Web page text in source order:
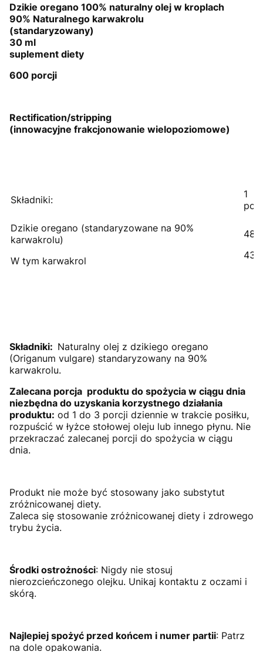
Dzikie oregano 100% naturalny olej w kroplach
90% Naturalnego karwakrolu
(standaryzowany)
30 ml
suplement diety
600 porcji
Rectification/stripping
(innowacyjne frakcjonowanie wielopoziomowe)
Składniki:
1
Dzikie oregano (standaryzowane na 90%
karwakrolu)
W tym karwakrol
48
43
Składniki: Naturalny olej z dzikiego oregano
(Origanum vulgare) standaryzowany na 90%
karwakrolu.
Zalecana porcja produktu do spożycia w ciągu dnia
niezbędna do uzyskania korzystnego działania
produktu: od 1 do 3 porcji dziennie w trakcie posiłku,
rozpuścić w łyżce stołowej oleju lub innego płynu. Nie
przekraczać zalecanej porcji do spożycia w ciągu
dnia.
Produkt nie może być stosowany jako substytut
zróżnicowanej diety.
Zaleca się stosowanie zróżnicowanej diety i zdrowego
trybu życia.
Środki ostrożności: Nigdy nie stosuj
nierozcieńczonego olejku. Unikaj kontaktu z oczami i
skórą.
Najlepiej spożyć przed końcem i numer partii: Patrz
na dole opakowania.